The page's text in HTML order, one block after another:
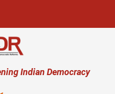
Indian Democracy